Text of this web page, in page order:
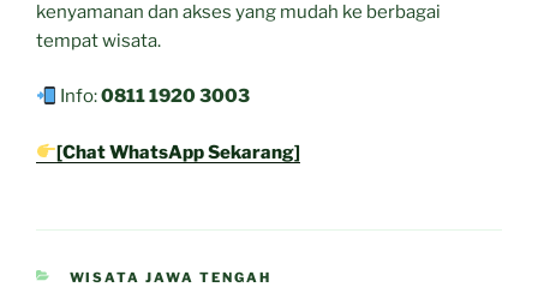
kenyamanan dan akses yang mudah ke berbagai
tempat wisata.
Info:0811 1920 3003
[Chat WhatsApp Sekarang]
CATEGORIES
WISATA JAWA TENGAH